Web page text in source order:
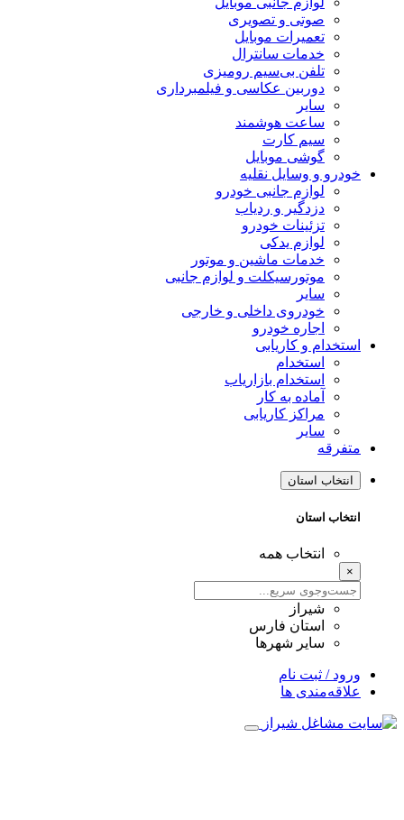
صوتی و تصویری
تعمیرات موبایل
خدمات سانترال
تلفن بی‌سیم رومیزی
دوربین عکاسی و فیلمبرداری
سایر
ساعت هوشمند
سیم کارت
گوشی موبایل
خودرو و وسایل نقلیه
لوازم جانبی خودرو
دزدگیر و ردیاب
تزئینات خودرو
لوازم یدکی
خدمات ماشین و موتور
موتورسیکلت و لوازم جانبی
سایر
خودروی داخلی و خارجی
اجاره خودرو
استخدام و کاریابی
استخدام
استخدام بازاریاب
آماده به کار
مراکز کاریابی
سایر
متفرقه
انتخاب استان
انتخاب استان
انتخاب همه
×
شیراز
استان فارس
سایر شهرها
ورود / ثبت نام
علاقه‌مندی ها